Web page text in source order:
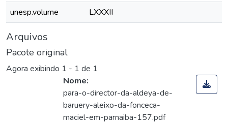
unesp.volume
LXXXII
Arquivos
Pacote original
Agora exibindo 1 - 1 de 1
Nome:
para-o-director-da-aldeya-de-
baruery-aleixo-da-fonceca-
maciel-em-parnaiba-157.pdf